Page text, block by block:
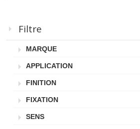
Filtre
MARQUE
APPLICATION
FINITION
FIXATION
SENS